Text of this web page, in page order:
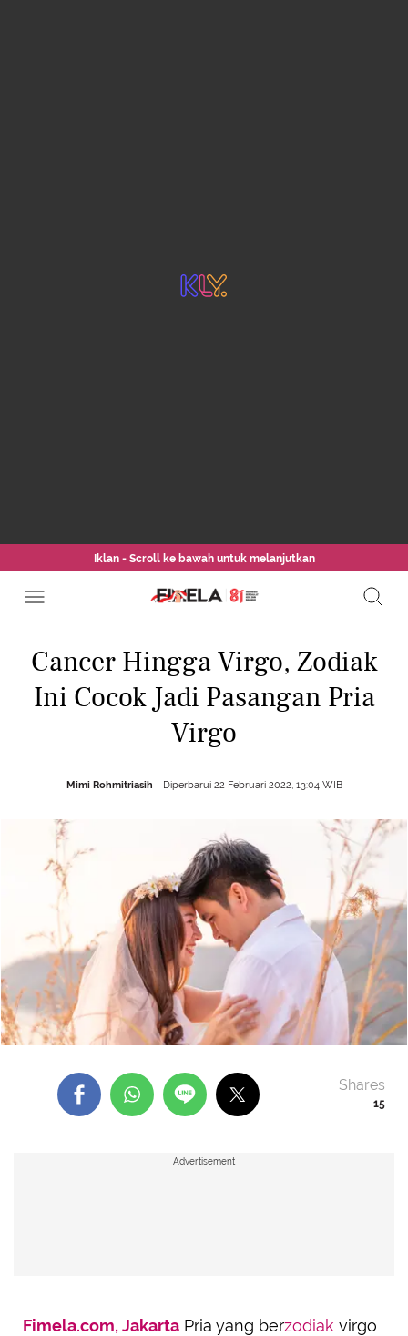
Iklan - Scroll ke bawah untuk melanjutkan
Cancer Hingga Virgo, Zodiak
Ini Cocok Jadi Pasangan Pria
Virgo
Mimi Rohmitriasih Diperbarui 22 Februari 2022, 13:04 WIB
15
Shares
Advertisement
Fimela.com, Jakarta Pria yang berzodiak virgo